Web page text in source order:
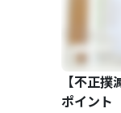
【不正
ポイント